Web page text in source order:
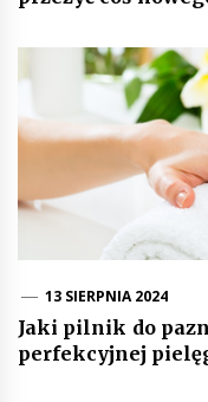
13 SIERPNIA 2024
Jaki pilnik do
perfekcyjnej